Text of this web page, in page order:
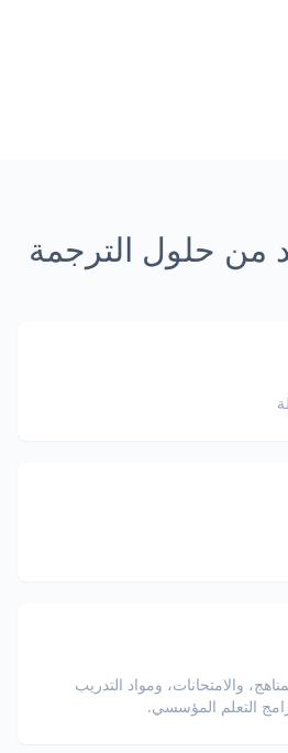
من حلول الترجمة
والامتحانات، ومواد التدريب
التعلم المؤسسي.